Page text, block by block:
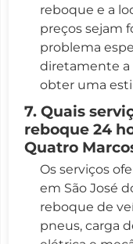
reboque e a
preços sejam
problema
diretamente a
obter uma
7. Quais
reboque 24
Quatro
Os serviços
em São José
reboque de
pneus, carga